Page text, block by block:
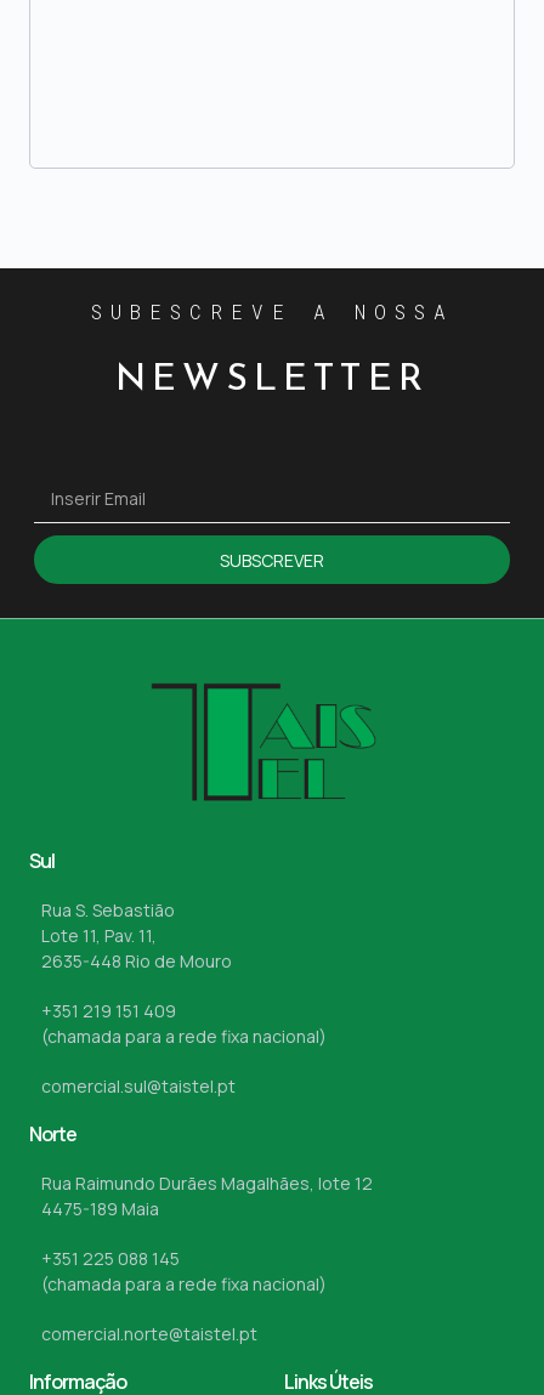
SUBESCREVE A NOSSA
NEWSLETTER
SUBSCREVER
Sul
Rua S. Sebastião
Lote 11, Pav. 11,
2635-448 Rio de Mouro
+351 219 151 409
(chamada para a rede fixa nacional)
comercial.sul@taistel.pt
Norte
Rua Raimundo Durães Magalhães, lote 12
4475-189 Maia
+351 225 088 145
(chamada para a rede fixa nacional)
comercial.norte@taistel.pt
Informação Links Úteis